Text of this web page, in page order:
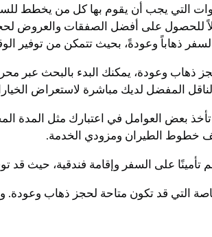
التي يجب أن يقوم بها كل من يخطط
شاملاً للحصول على أفضل الصفقات
ذهاباً وعودةً، بحيث تتمكن من توفير
وعودة، يمكنك البدء بالبحث عبر
بعض العوامل في اعتبارك مثل المدة
على السفر وإقامة فندقية، حيث قد
التي قد تكون متاحة لحجز ذهاب وعودة.